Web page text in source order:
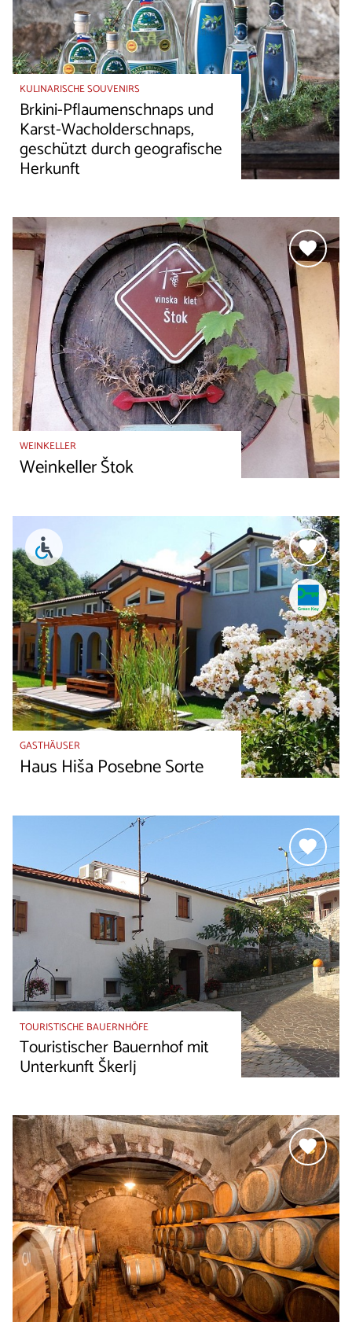
KULINARISCHE SOUVENIRS
Brkini-Pflaumenschnaps und
Karst-Wacholderschnaps,
geschützt durch geografische
Herkunft
WEINKELLER
Weinkeller Štok
GASTHÄUSER
Haus Hiša Posebne Sorte
TOURISTISCHE BAUERNHÖFE
Touristischer Bauernhof mit
Unterkunft Škerlj